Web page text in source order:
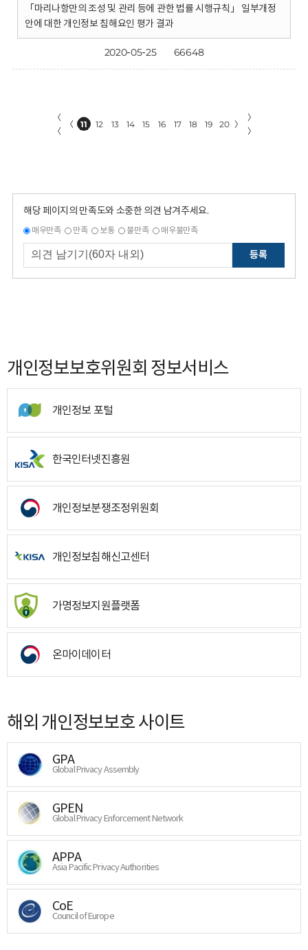
「마리나항만의 조성 및 관리 등에 관한 법률 시행규칙」 일부개정
안에 대한 개인정보 침해요인 평가 결과
2020-05-25 66648
〈
〈
〈 11 12 13 14 15 16 17 18 19 20 〉
〉
〉
해당 페이지의 만족도와 소중한 의견 남겨주세요.
매우만족 만족 보통 불만족 매우불만족
등록
개인정보보호위원회 정보서비스
개인정보 포털
한국인터넷진흥원
개인정보분쟁조정위원회
개인정보침해신고센터
가명정보지원플랫폼
온마이데이터
해외 개인정보보호 사이트
GPA
Global Privacy Assembly
GPEN
Global Privacy Enforcement Network
APPA
Asia Pacific Privacy Authorities
CoE
Council of Europe